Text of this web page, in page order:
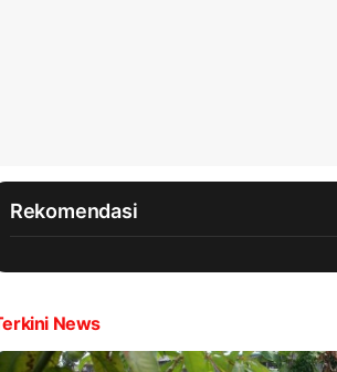
Rekomendasi
News